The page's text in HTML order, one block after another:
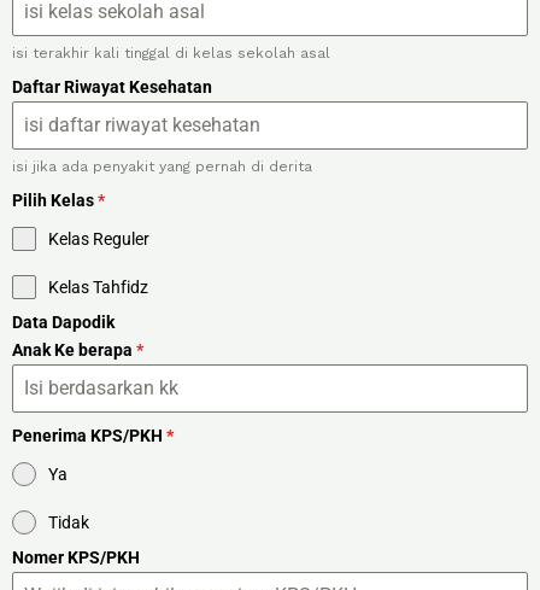
2
isi terakhir kali tinggal di kelas sekolah asal
Daftar Riwayat Kesehatan
isi jika ada penyakit yang pernah di derita
Pilih Kelas*
Kelas Reguler
Kelas Tahfidz
Data Dapodik
Anak Ke berapa *
Penerima KPS/PKH *
Ya
Tidak
Nomer KPS/PKH